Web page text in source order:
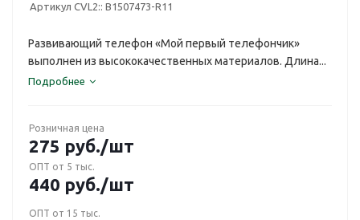
Артикул CVL2:: B1507473-R11
Развивающий телефон «Мой первый телефончик»
выполнен из высококачественных материалов. Длина...
Подробнее
Розничная цена
275 руб./шт
ОПТ от 5 тыс.
440 руб./шт
ОПТ от 15 тыс.